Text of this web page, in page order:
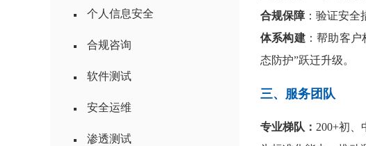
个人信息安全
合规咨询
软件测试
安全运维
渗透测试
合规保障 ：验证安
体系构建：帮助客户
态防护”跃迁升级。
三、服务团队
专业梯队 ： 200+初